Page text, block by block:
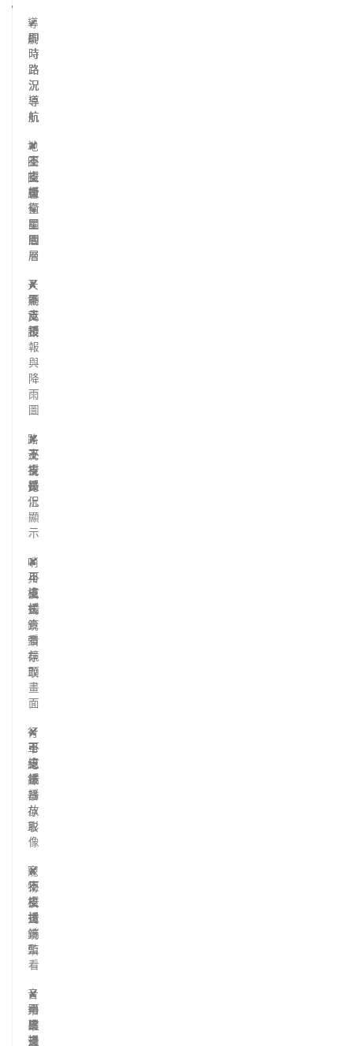
導
航
✔
即
時
路
況
導
航
✔
即
時
路
況
導
航
✔
即
時
路
況
導
航
地
圖
圖
層
✘
不
支
援
衛
星
圖
層
✘
不
支
援
衛
星
圖
層
✔
支
援
衛
星
圖
層
天
氣
資
訊
✘
不
支
援
✘
不
支
援
✔
顯
示
預
報
與
降
雨
圖
路
況
視
覺
化
✘
不
支
援
✘
不
支
援
✔
支
援
路
況
顯
示
哨
兵
模
式
鏡
頭
存
取
✘
不
支
援
✘
不
支
援
✔
可
遠
端
查
看
鏡
頭
畫
面
行
車
紀
錄
器
存
取
✘
不
支
援
✘
不
支
援
✔
可
遠
端
播
放
影
像
寵
物
模
式
鏡
頭
✘
不
支
援
✘
不
支
援
✔
支
援
遠
端
監
看
音
樂
串
流
✘
不
支
援
✔
可
透
過
✔
內
建
支